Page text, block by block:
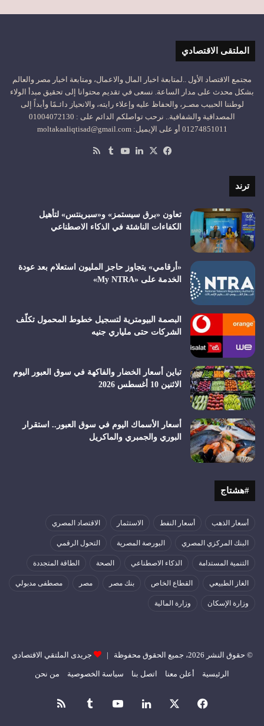
الملتقى الاقتصادي
مجتمع الاقتصاد الأول ..لمتابعة اخبار المال والاعمال، ومتابعة اخبار مصر والعالم
بشكل محدث على مدار الساعة. نسعى في تقديم محتوانا إلى تحقيق مبدأ الولاء
لوطننا الحبيب مصـر، والحفاظ عليه وإعلاء رايته، والانحياز دائـمًا وأبداً إلى
المصداقية والشفافية.. نرحب تواصلكم الدائم على : 01004072130
01274851011 أو على الإيميل: moltakaaliqtisad@gmail.com
فيسبوك
‫X لينكدإن‫YouTube
ترند
تعاون «برق سيستمز» و«سبرينتس» لتأهيل
الكفاءات الناشئة في الذكاء الاصطناعي
«أرقامي» يتجاوز حاجز المليون استعلام بعد عودة
الخدمة على «My NTRA»
البصمة البيومترية لتسجيل خطوط المحمول تكلّف
الشركات حتى ملياري جنيه
تباين أسعار الخضار والفاكهة في سوق العبور اليوم
الاثنين 10 أغسطس 2026
أسعار الأسماك اليوم في سوق العبور.. استقرار
البوري والجمبري والماكريل
#هشتاج
أسعار الذهب أسعار النفط الاستثمار الاقتصاد المصري
البنك المركزي المصري البورصة المصرية التحول الرقمي
التنمية المستدامة الذكاء الاصطناعي الصحة الطاقة المتجددة
الغاز الطبيعي القطاع الخاص بنك مصر مصر مصطفى مدبولي
وزارة الإسكان وزارة المالية
© حقوق النشر 2026، جميع الحقوق محفوظة | جريدى الملتقي الاقتصادي
الرئيسية أعلن معنا اتصل بنا سياسة الخصوصية من نحن
فيسبوك لينكدإن ‫YouTube